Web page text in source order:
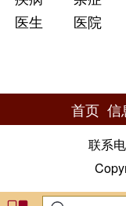
医生
医院
首页 信
联系